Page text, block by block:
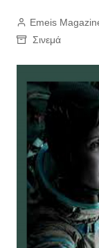
Emeis
Σινεμά